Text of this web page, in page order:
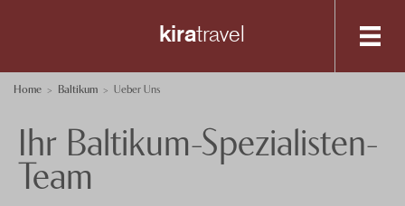
kiratravel
Destinationen
Riga
Tallinn
Spezialisten-Team
+41 56 200 19 00
Home Baltikum Ueber Uns
Ihr Baltikum-Spezialisten-
Team